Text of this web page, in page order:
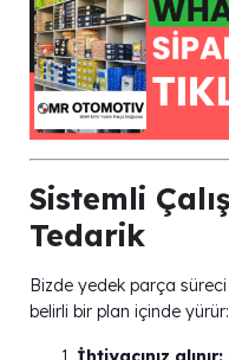
Sistemli
Tedarik
Bizde yedek parça süreci
belirli bir plan içinde yürür: